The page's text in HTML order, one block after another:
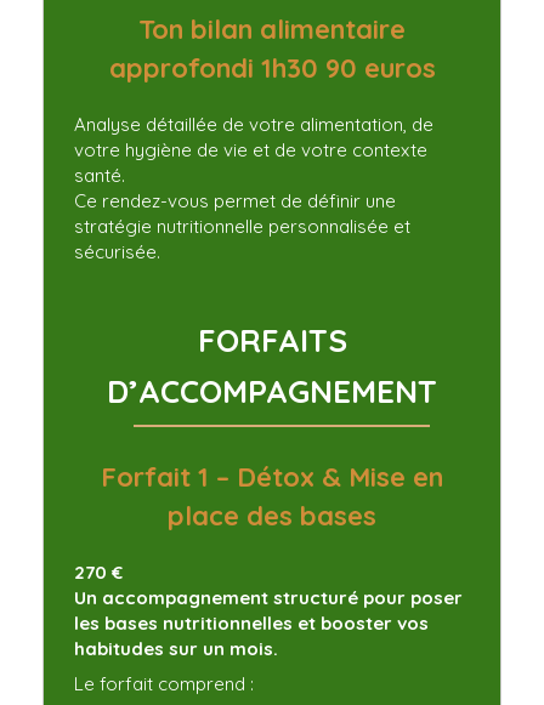
Ton bilan alimentaire
approfondi 1h30 90 euros
​​​Analyse détaillée de votre alimentation, de
votre hygiène de vie et de votre contexte
santé.
Ce rendez-vous permet de définir une
stratégie nutritionnelle personnalisée et
sécurisée.
FORFAITS
D’ACCOMPAGNEMENT
Forfait 1 – Détox & Mise en
place des bases
270 €
Un accompagnement structuré pour poser
les bases nutritionnelles et booster vos
habitudes sur un mois.
Le forfait comprend :